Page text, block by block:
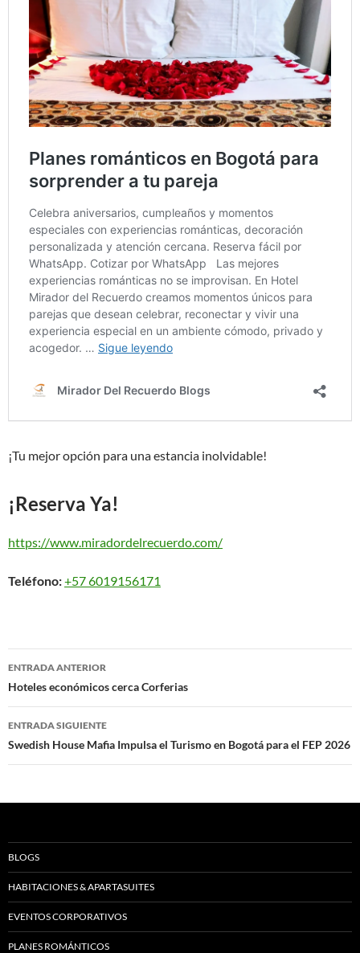
¡Tu mejor opción para una estancia inolvidable!
¡Reserva Ya!
https://www.miradordelrecuerdo.com/
Teléfono:+57 6019156171
Navegación
de
entradas
ENTRADA ANTERIOR
Hoteles económicos cerca Corferias
ENTRADA SIGUIENTE
Swedish House Mafia Impulsa el Turismo en Bogotá para el FEP 2026
BLOGS
HABITACIONES & APARTASUITES
EVENTOS CORPORATIVOS
PLANES ROMÁNTICOS